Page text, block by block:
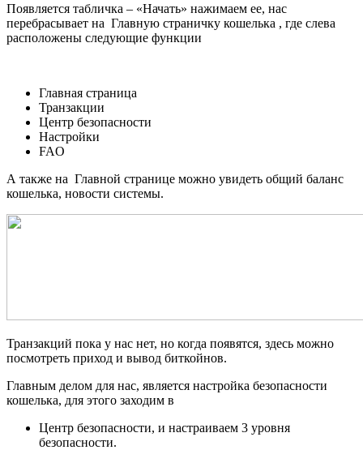
Появляется табличка – «Начать» нажимаем ее, нас
перебрасывает на Главную страничку кошелька , где слева
расположены следующие функции
Главная страница
Транзакции
Центр безопасности
Настройки
FAO
А также на Главной странице можно увидеть общий баланс
кошелька, новости системы.
Транзакций пока у нас нет, но когда появятся, здесь можно
посмотреть приход и вывод биткойнов.
Главным делом для нас, является настройка безопасности
кошелька, для этого заходим в
Центр безопасности, и настраиваем 3 уровня
безопасности.